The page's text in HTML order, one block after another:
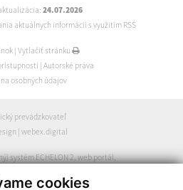
cookies
24.07.2026
aktuálnych informácií s využitím RSS
| Vytlačiť stránku
| Autorské práva
osobných údajov
prevádzkovateľ
| webex.digital
systém ECHELON 2,web portál,
webex.digital